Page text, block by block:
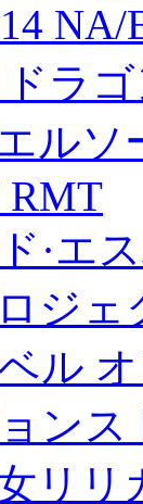
NA/
ラ
ルソ
RMT
·エ
ジェ
ル
ン
リリ